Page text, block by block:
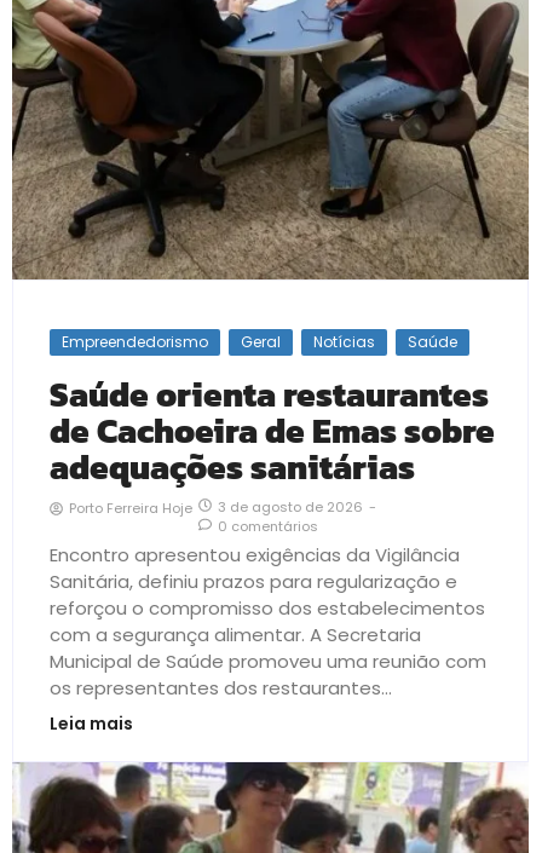
Empreendedorismo Geral Notícias Saúde
Saúde orienta restaurantes
de Cachoeira de Emas sobre
adequações sanitárias
Porto Ferreira Hoje 3 de agosto de 2026 -
0 comentários
Encontro apresentou exigências da Vigilância
Sanitária, definiu prazos para regularização e
reforçou o compromisso dos estabelecimentos
com a segurança alimentar. A Secretaria
Municipal de Saúde promoveu uma reunião com
os representantes dos restaurantes...
Leia mais